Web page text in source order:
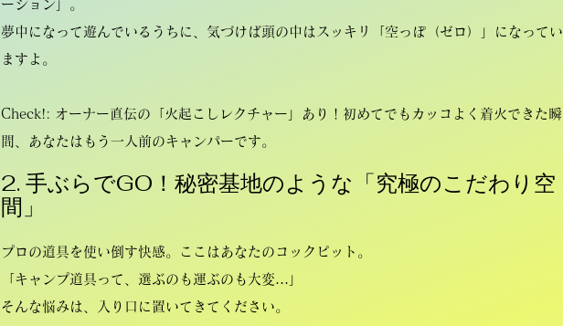
ーション」。
夢中になって遊んでいるうちに、気づけば頭の中はスッキリ「空っぽ（ゼロ）」になってい
ますよ。
Check!: オーナー直伝の「火起こしレクチャー」あり！初めてでもカッコよく着火できた瞬
間、あなたはもう一人前のキャンパーです。
2. 手ぶらでGO！秘密基地のような「究極のこだわり空
間」
プロの道具を使い倒す快感。ここはあなたのコックピット。
「キャンプ道具って、選ぶのも運ぶのも大変…」
そんな悩みは、入り口に置いてきてください。